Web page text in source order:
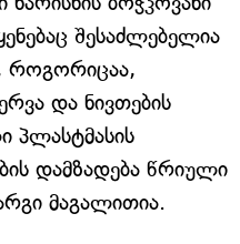
შესაძლებელია
როგორიცაა,
და ნივთების
პლასტმასის
დამზადება წრიული
მაგალითია.